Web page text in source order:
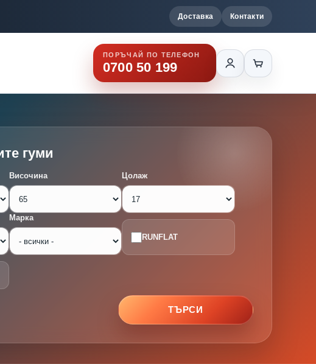
Доставка Контакти
ПОРЪЧАЙ ПО ТЕЛЕФОН
0700 50 199
гуми
Височина Цолаж
Марка
RUNFLAT
ТЪРСИ